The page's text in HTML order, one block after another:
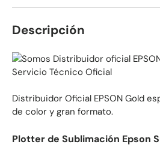
Descripción
Distribuidor Oficial EPSON Gold
de color y gran formato.
Plotter de Sublimación Epson